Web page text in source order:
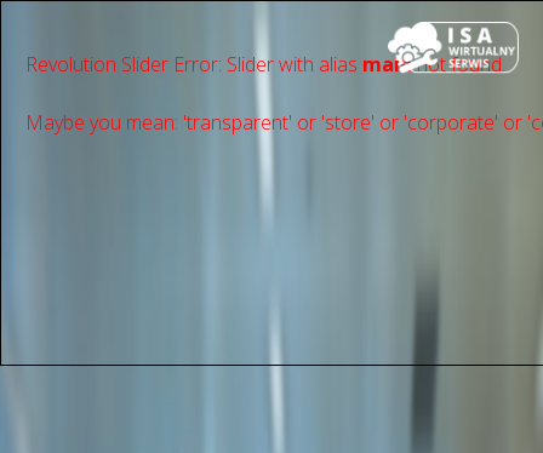
Revolution Slider Error: Slider with alias mainnot found.
Maybe you mean: 'transparent' or 'store' or 'сorporate' or